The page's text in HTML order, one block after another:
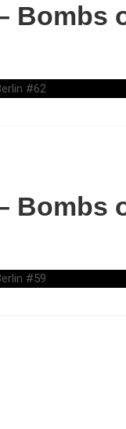
Bombs
Bombs